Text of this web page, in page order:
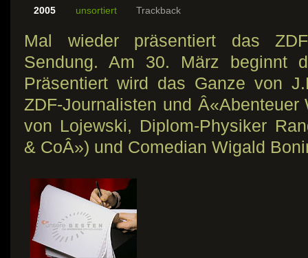
2005 unsortiert Trackback
Mal wieder präsentiert das
Sendung. Am 30. März beginnt
Präsentiert wird das Ganze von
ZDF-Journalisten und Â«Abenteuer
von Lojewski, Diplom-Physiker
& CoÂ») und Comedian Wigald